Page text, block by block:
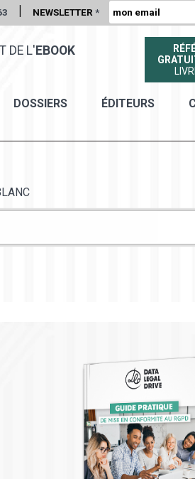
| NEWSLETTER *
DE L' EBOOK
DOSSIERS ÉDITEURS